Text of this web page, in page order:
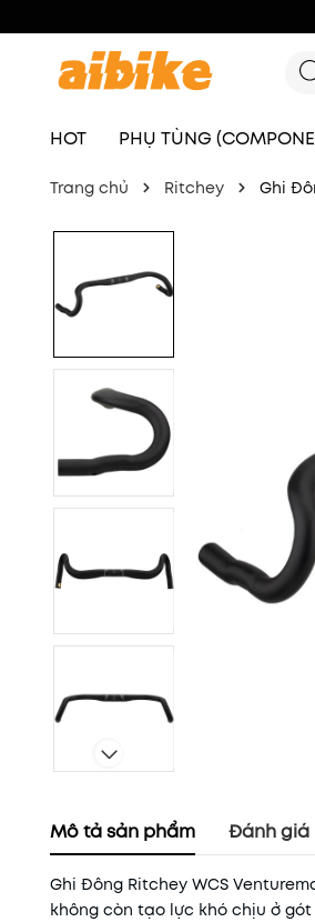
HOT PHỤ TÙNG
Trang chủ Ritchey Ghi
Mô tả sản phẩm Đánh giá
Ghi Đông Ritchey WCS
không còn tạo lực khó chịu ở gót